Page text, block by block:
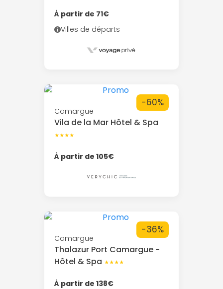
À partir de 71€
Villes de départs
Camargue
Vila de la Mar Hôtel & Spa
★★★★
À partir de 105€
-60%
Camargue
Thalazur Port Camargue -
Hôtel & Spa ★★★★
À partir de 138€
-36%